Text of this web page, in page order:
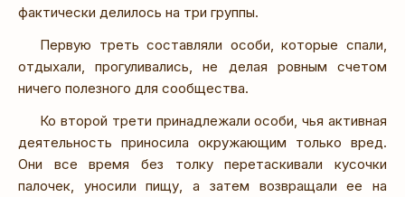
фактически делилось на три группы.
Первую треть составляли особи, которые спали,
отдыхали, прогуливались, не делая ровным счетом
ничего полезного для сообщества.
Ко второй трети принадлежали особи, чья активная
деятельность приносила окружающим только вред.
Они все время без толку перетаскивали кусочки
палочек, уносили пищу, а затем возвращали ее на